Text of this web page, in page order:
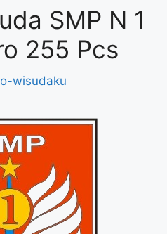
SMP N 1
255 Pcs
wisudaku